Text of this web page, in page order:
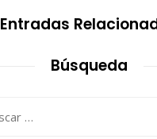
Entradas
Búsqueda